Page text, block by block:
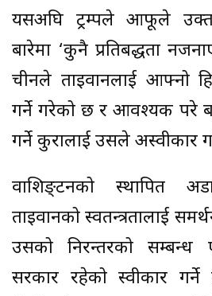
यसअघि ट्रम्पले आफूले उक्त
बारेमा ‘कुनै प्रतिबद्धता
चीनले ताइवानलाई आफ्नो
गर्ने गरेको छ र आवश्यक परे
गर्ने कुरालाई उसले अस्वीकार
वाशिङ्टनको स्थापित
ताइवानको स्वतन्त्रतालाई
उसको निरन्तरको सम्बन्ध
सरकार रहेको स्वीकार गर्ने